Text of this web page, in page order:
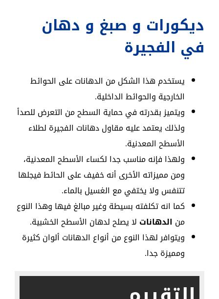
ديكورات و صبغ و دهان
في الفجيرة
يستخدم هذا الشكل من الدهانات على الحوائط
الخارجية والحوائط الداخلية.
ويتميز بقدرته في حماية السطح من التعرض للصدأ
ولذلك يعتمد عليه مقاول دهانات الفجيرة لطلاء
الأسطح المعدنية.
ولهذا فإنه مناسب جدا لكساء الأسطح المعدنية،
ومن مميزاته الأخرى أنه خفيف على الحائط فيجلها
تتنفس ولا يختفي مع الغسيل بالماء.
كما انه تكلفته بسيطة وغير مبالغ فيها وهذا النوع
من الدهانات لا يصلح لدهان الأسطح الخشبية.
ويتوافر لهذا النوع من أنواع الدهانات ألوان كثيرة
ومميزة جدا.